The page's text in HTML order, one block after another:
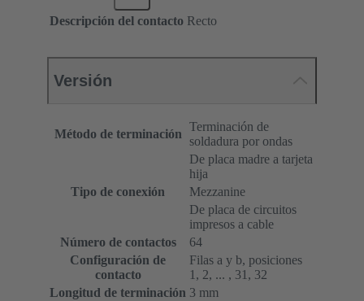
Descripción del contacto Recto
Versión
Método de terminación
Terminación de
soldadura por ondas
Tipo de conexión
De placa madre a tarjeta
hija
Mezzanine
De placa de circuitos
impresos a cable
Número de contactos
64
Configuración de
contacto
Filas a y b, posiciones
1, 2, ... , 31, 32
Longitud de terminación 3 mm